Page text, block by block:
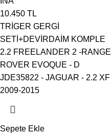
10.450 TL
TRİGER GERGİ
SETİ+DEVİRDAİM KOMPLE
2.2 FREELANDER 2 -RANGE
ROVER EVOQUE - D
JDE35822 - JAGUAR - 2.2 XF
2009-2015
Sepete Ekle